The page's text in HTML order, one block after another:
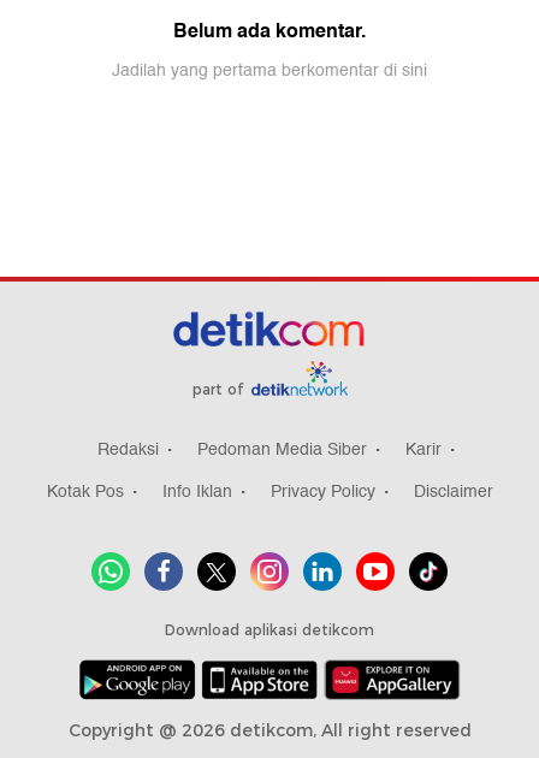
part of
Redaksi Pedoman Media Siber
Karir
Kotak Pos
Info Iklan Privacy Policy Disclaimer
Download aplikasi detikcom
Copyright @ 2026 detikcom, All right reserved